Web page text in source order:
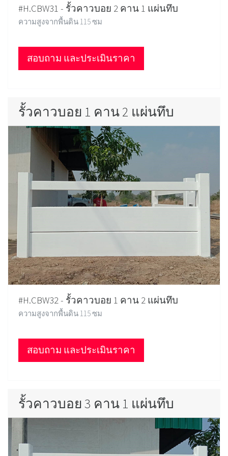
#H.CBW31 - รั้วคาวบอย 2 คาน 1 แผ่นทึบ
ความสูงจากพื้นดิน 115 ซม
สอบถาม และประเมินราคา
รั้วคาวบอย 1 คาน 2 แผ่นทึบ
#H.CBW32 - รั้วคาวบอย 1 คาน 2 แผ่นทึบ
ความสูงจากพื้นดิน 115 ซม
สอบถาม และประเมินราคา
รั้วคาวบอย 3 คาน 1 แผ่นทึบ